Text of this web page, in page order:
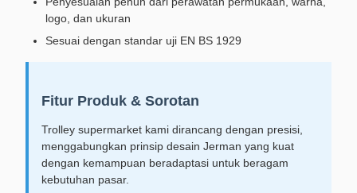
logo, dan ukuran
Sesuai dengan standar uji EN BS 1929
Fitur Produk & Sorotan
Trolley supermarket kami dirancang dengan presisi,
menggabungkan prinsip desain Jerman yang kuat
dengan kemampuan beradaptasi untuk beragam
kebutuhan pasar.